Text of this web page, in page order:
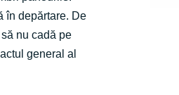
în depărtare. De
nu cadă pe
general al